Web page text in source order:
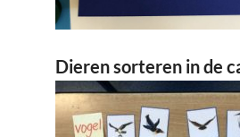
Dieren sorteren in de